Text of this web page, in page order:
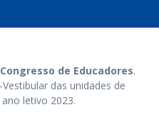
Congresso de Educadores.
das unidades de
letivo 2023.